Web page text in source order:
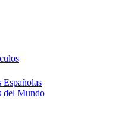
Españolas
del Mundo